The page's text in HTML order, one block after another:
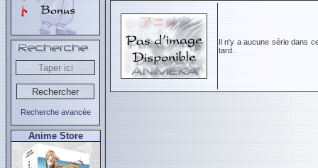
Recherche avancée
Anime Store
Il n'y a aucune série dans
tard.